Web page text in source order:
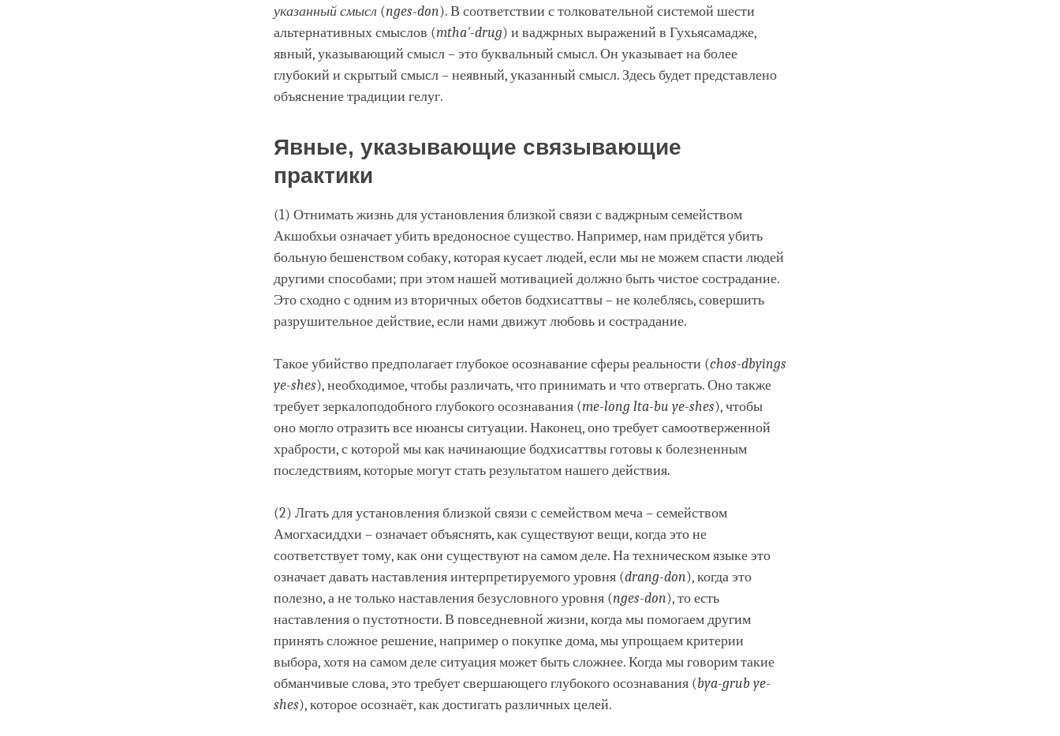
указанный смысл (nges-don). В соответствии с толковательной системой шести
альтернативных смыслов (mtha'-drug) и ваджрных выражений в Гухьясамадже,
явный, указывающий смысл – это буквальный смысл. Он указывает на более
глубокий и скрытый смысл – неявный, указанный смысл. Здесь будет представлено
объяснение традиции гелуг.
Явные, указывающие связывающие
практики
(1) Отнимать жизнь для установления близкой связи с ваджрным семейством
Акшобхьи означает убить вредоносное существо. Например, нам придётся убить
больную бешенством собаку, которая кусает людей, если мы не можем спасти людей
другими способами; при этом нашей мотивацией должно быть чистое сострадание.
Это сходно с одним из вторичных обетов бодхисаттвы – не колеблясь, совершить
разрушительное действие, если нами движут любовь и сострадание.
Такое убийство предполагает глубокое осознавание сферы реальности (chos-dbyings
ye-shes), необходимое, чтобы различать, что принимать и что отвергать. Оно также
требует зеркалоподобного глубокого осознавания (me-long lta-bu ye-shes), чтобы
оно могло отразить все нюансы ситуации. Наконец, оно требует самоотверженной
храбрости, с которой мы как начинающие бодхисаттвы готовы к болезненным
последствиям, которые могут стать результатом нашего действия.
(2) Лгать для установления близкой связи с семейством меча – семейством
Амогхасиддхи – означает объяснять, как существуют вещи, когда это не
соответствует тому, как они существуют на самом деле. На техническом языке это
означает давать наставления интерпретируемого уровня (drang-don), когда это
полезно, а не только наставления безусловного уровня (nges-don), то есть
наставления о пустотности. В повседневной жизни, когда мы помогаем другим
принять сложное решение, например о покупке дома, мы упрощаем критерии
выбора, хотя на самом деле ситуация может быть сложнее. Когда мы говорим такие
обманчивые слова, это требует свершающего глубокого осознавания (bya-grubye-
shes), которое осознаёт, как достигать различных целей.